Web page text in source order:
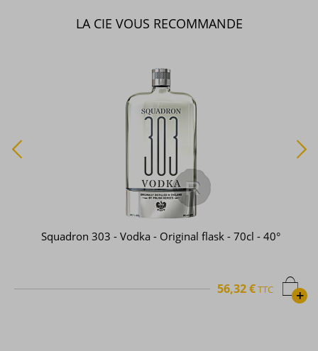
LA CIE VOUS RECOMMANDE
Crystal Head - Vodka - Aurora - 70cl - 40°
+
70,24 €TTC